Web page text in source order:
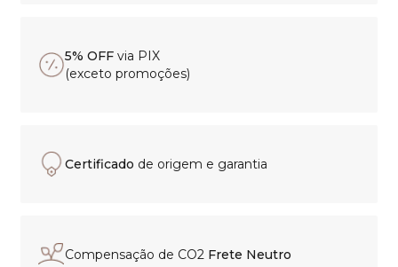
5% OFF via PIX
(exceto promoções)
Certificado de origem e garantia
Compensação de CO2 Frete Neutro